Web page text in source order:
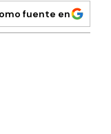
fuente en